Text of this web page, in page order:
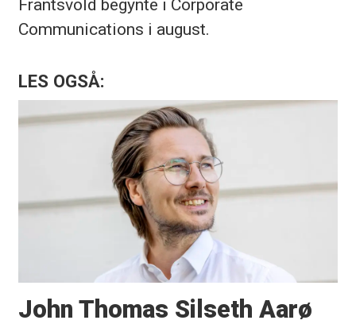
Frantsvold begynte i Corporate
Communications i august.
LES OGSÅ:
John Thomas Silseth Aarø